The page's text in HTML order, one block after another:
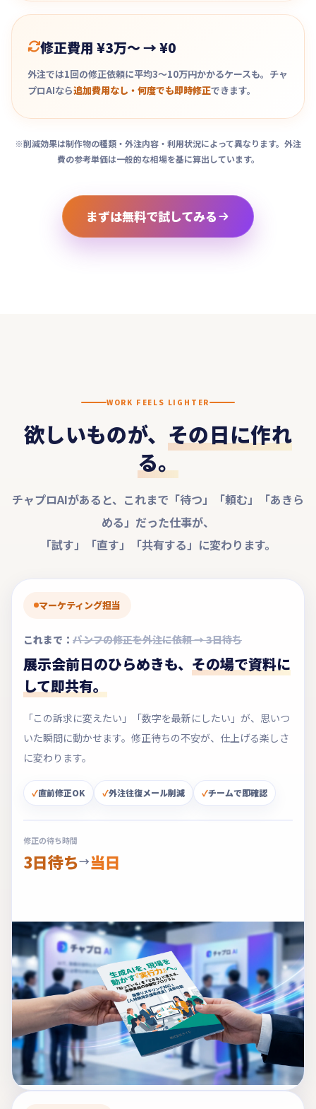
修正費用 ¥3万〜 → ¥0
外注では1回の修正依頼に平均3〜10万円かかるケースも。チャ
プロAIなら追加費用なし・何度でも即時修正できます。
※削減効果は制作物の種類・外注内容・利用状況によって異なります。外注
費の参考単価は一般的な相場を基に算出しています。
まずは無料で試してみる
WORK FEELS LIGHTER
欲しいものが、 その日に作れ
る。
チャプロAIがあると、これまで「待つ」「頼む」「あきら
める」だった仕事が、
「試す」「直す」「共有する」に変わります。
マーケティング担当
これまで： パンフの修正を外注に依頼 → 3日待ち
展示会前日のひらめきも、 その場で資料に
して即共有。
「この訴求に変えたい」「数字を最新にしたい」が、思いつ
いた瞬間に動かせます。修正待ちの不安が、仕上げる楽しさ
に変わります。
直前修正OK 外注往復メール削減 チームで即確認
修正の待ち時間
3日待ち→当日